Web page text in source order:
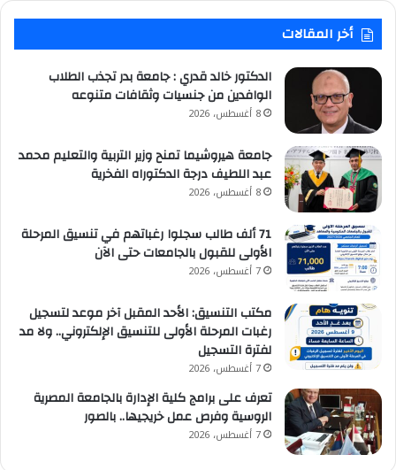
أخر المقالات
الدكتور خالد قدري : جامعة بدر تجذب الطلاب
الوافدين من جنسيات وثقافات متنوعه
8 أغسطس، 2026
جامعة هيروشيما تمنح وزير التربية والتعليم محمد
عبد اللطيف درجة الدكتوراه الفخرية
8 أغسطس، 2026
71 ألف طالب سجلوا رغباتهم في تنسيق المرحلة
الأولى للقبول بالجامعات حتى الآن
7 أغسطس، 2026
مكتب التنسيق: الأحد المقبل آخر موعد لتسجيل
رغبات المرحلة الأولى للتنسيق الإلكتروني.. ولا مد
لفترة التسجيل
7 أغسطس، 2026
تعرف على برامج كلية الإدارة بالجامعة المصرية
الروسية وفرص عمل خريجيها.. بالصور
7 أغسطس، 2026